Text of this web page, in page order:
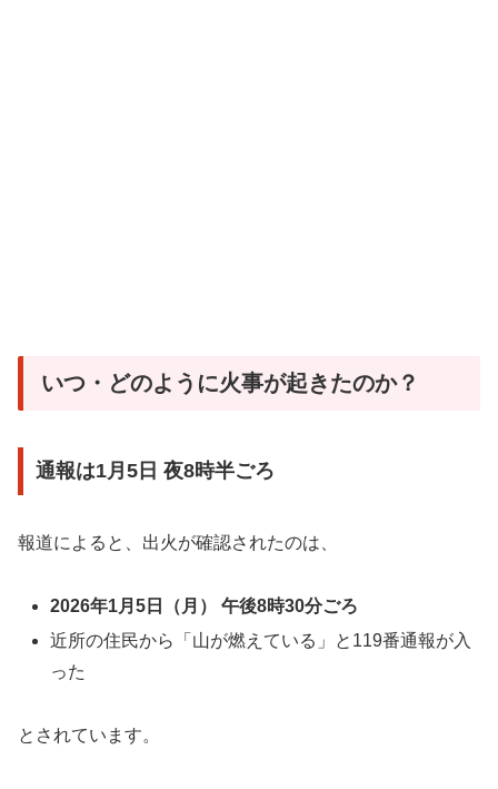
いつ・どのように火事が起きたのか？
通報は1月5日 夜8時半ごろ
報道によると、出火が確認されたのは、
2026年1月5日（月） 午後8時30分ごろ
近所の住民から「山が燃えている」と119番通報が入
った
とされています。